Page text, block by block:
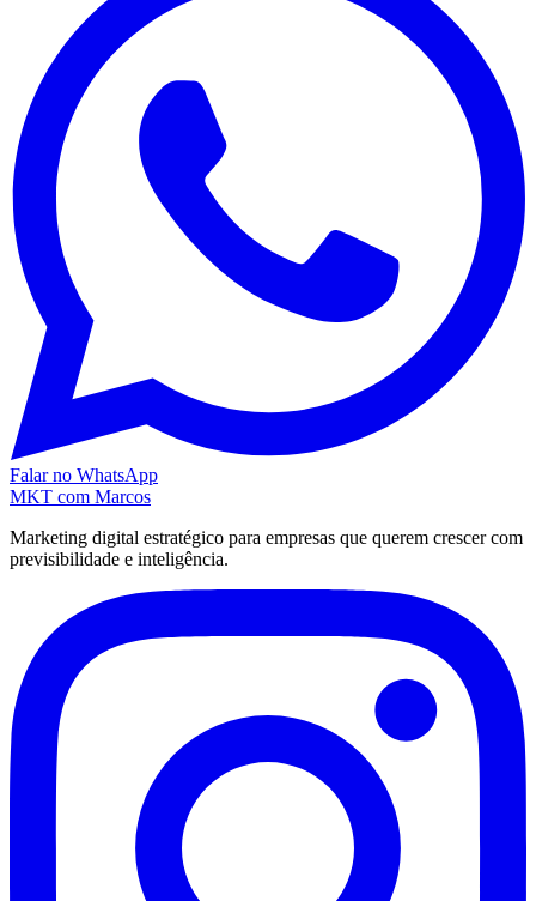
Falar no WhatsApp
MKT com Marcos
Marketing digital estratégico para empresas que querem crescer com
previsibilidade e inteligência.